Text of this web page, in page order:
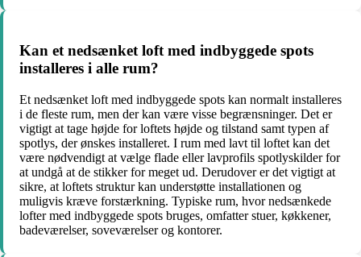
Kan et nedsænket loft med indbyggede spots
installeres i alle rum?
Et nedsænket loft med indbyggede spots kan normalt installeres
i de fleste rum, men der kan være visse begrænsninger. Det er
vigtigt at tage højde for loftets højde og tilstand samt typen af
spotlys, der ønskes installeret. I rum med lavt til loftet kan det
være nødvendigt at vælge flade eller lavprofils spotlyskilder for
at undgå at de stikker for meget ud. Derudover er det vigtigt at
sikre, at loftets struktur kan understøtte installationen og
muligvis kræve forstærkning. Typiske rum, hvor nedsænkede
lofter med indbyggede spots bruges, omfatter stuer, køkkener,
badeværelser, soveværelser og kontorer.